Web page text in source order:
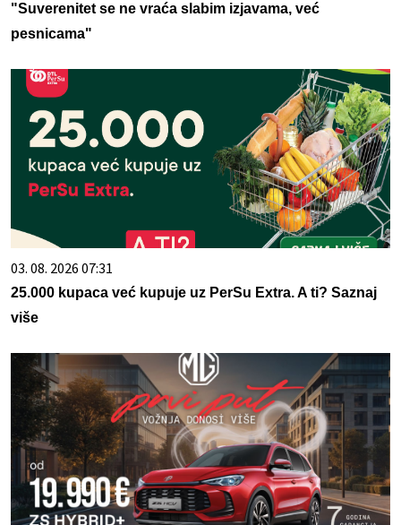
"Suverenitet se ne vraća slabim izjavama, već
pesnicama"
03. 08. 2026 07:31
25.000 kupaca već kupuje uz PerSu Extra. A ti? Saznaj
više